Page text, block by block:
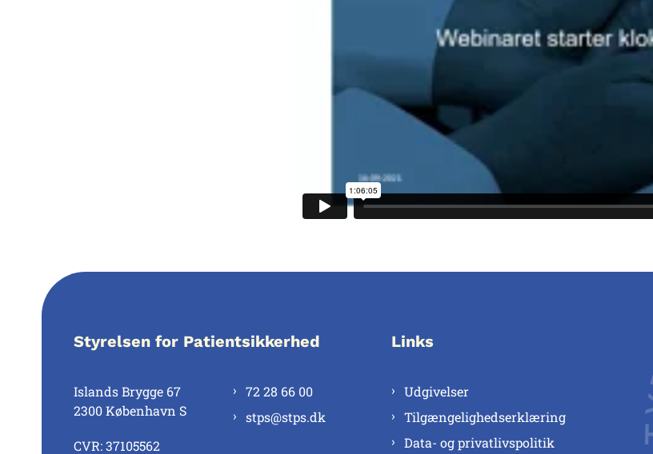
Styrelsen for Patientsikkerhed
Islands Brygge 67
2300 København S
CVR: 37105562
72 28 66 00
stps@stps.dk
Links
Udgivelser
Tilgængelighedserklæring
Data- og privatlivspolitik